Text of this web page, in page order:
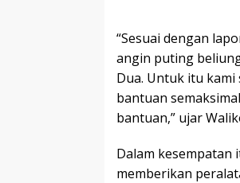
“Sesuai dengan
angin puting
Dua. Untuk itu
bantuan
bantuan,” ujar
Dalam kesempatan
memberikan